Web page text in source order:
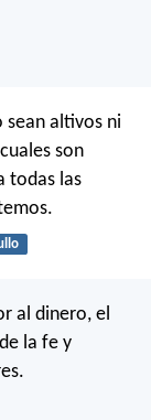
sean altivos ni
son
todas las
al dinero, el
la fe y